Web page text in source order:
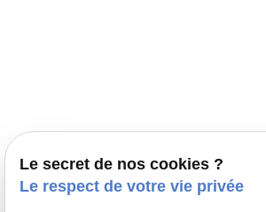
Le secret de nos cookies ?
Le respect de votre vie privée